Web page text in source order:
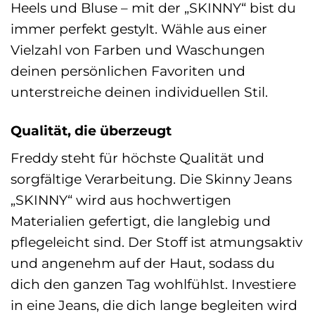
Heels und Bluse – mit der „SKINNY“ bist du
immer perfekt gestylt. Wähle aus einer
Vielzahl von Farben und Waschungen
deinen persönlichen Favoriten und
unterstreiche deinen individuellen Stil.
Qualität, die überzeugt
Freddy steht für höchste Qualität und
sorgfältige Verarbeitung. Die Skinny Jeans
„SKINNY“ wird aus hochwertigen
Materialien gefertigt, die langlebig und
pflegeleicht sind. Der Stoff ist atmungsaktiv
und angenehm auf der Haut, sodass du
dich den ganzen Tag wohlfühlst. Investiere
in eine Jeans, die dich lange begleiten wird